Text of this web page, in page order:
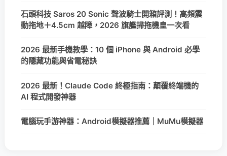
石頭科技 Saros 20 Sonic 聲波騎士開箱評測！高頻震
動拖地＋4.5cm 越障，2026 旗艦掃拖機皇一次看
2026 最新手機教學：10 個 iPhone 與 Android 必學
的隱藏功能與省電秘訣
2026 最新！Claude Code 終極指南：顛覆終端機的
AI 程式開發神器
電腦玩手游神器：Android模擬器推薦｜MuMu模擬器